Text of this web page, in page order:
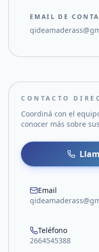
EMAIL DE
CONTACTO
Coordiná con el
conocer más sobre
Email
Teléfono
2664545388